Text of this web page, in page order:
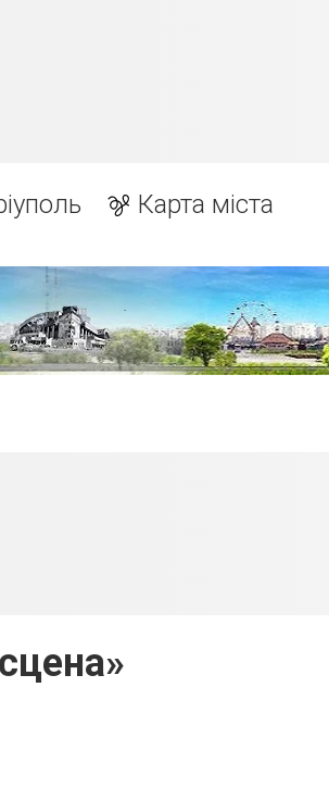
Карта міста